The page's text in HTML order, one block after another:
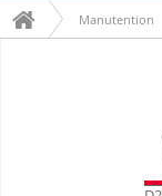
Manutention